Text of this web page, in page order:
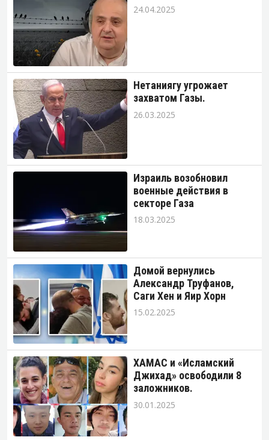
24.04.2025
Нетаниягу угрожает
захватом Газы.
26.03.2025
Израиль возобновил
военные действия в
секторе Газа
18.03.2025
Домой вернулись
Александр Труфанов,
Саги Хен и Яир Хорн
15.02.2025
ХАМАС и «Исламский
Джихад» освободили 8
заложников.
30.01.2025